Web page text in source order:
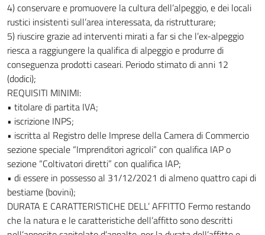
4) conservare e promuovere la cultura dell’alpeggio, e dei locali
rustici insistenti sull’area interessata, da ristrutturare;
5) riuscire grazie ad interventi mirati a far si che l’ex-alpeggio
riesca a raggiungere la qualifica di alpeggio e produrre di
conseguenza prodotti caseari. Periodo stimato di anni 12
(dodici);
REQUISITI MINIMI:
• titolare di partita IVA;
• iscrizione INPS;
• iscritta al Registro delle Imprese della Camera di Commercio
sezione speciale “Imprenditori agricoli” con qualifica IAP o
sezione “Coltivatori diretti” con qualifica IAP;
• di essere in possesso al 31/12/2021 di almeno quattro capi di
bestiame (bovini);
DURATA E CARATTERISTICHE DELL’ AFFITTO Fermo restando
che la natura e le caratteristiche dell’affitto sono descritti